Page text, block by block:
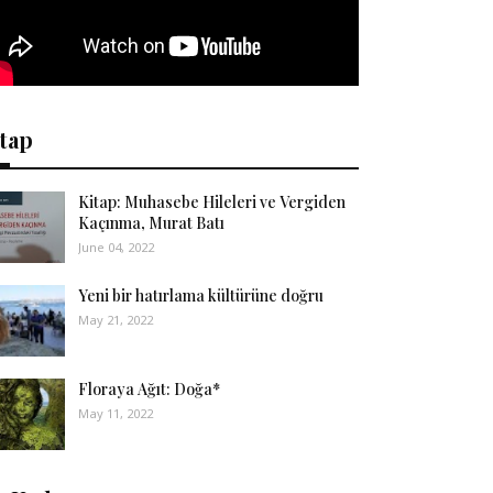
Kitap: Muhasebe Hileleri ve Vergiden
Kaçınma, Murat Batı
June 04, 2022
Yeni bir hatırlama kültürüne doğru
May 21, 2022
Floraya Ağıt: Doğa*
May 11, 2022